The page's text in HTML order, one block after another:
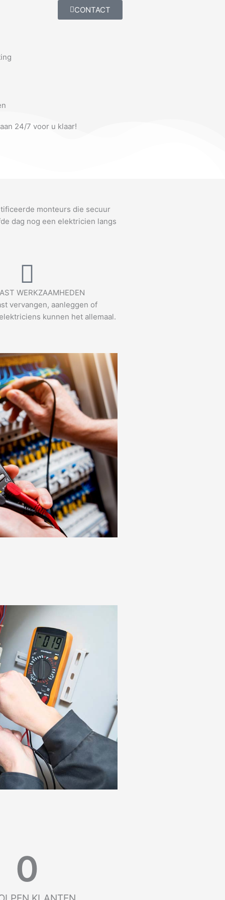
CONTACT
24/7 voor u klaar!
monteurs die secuur
dag nog een elektricien langs
WERKZAAMHEDEN
vervangen, aanleggen of
kunnen het allemaal.
0